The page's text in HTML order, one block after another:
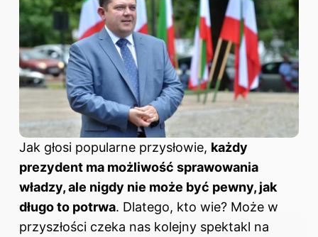
Jak głosi popularne przysłowie, każdy
prezydent ma możliwość sprawowania
władzy, ale nigdy nie może być pewny, jak
długo to potrwa. Dlatego, kto wie? Może w
przyszłości czeka nas kolejny spektakl na